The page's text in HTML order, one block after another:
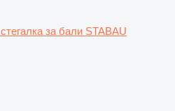
стегалка за бали STABAU